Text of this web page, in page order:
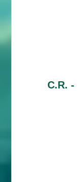
C.R. -